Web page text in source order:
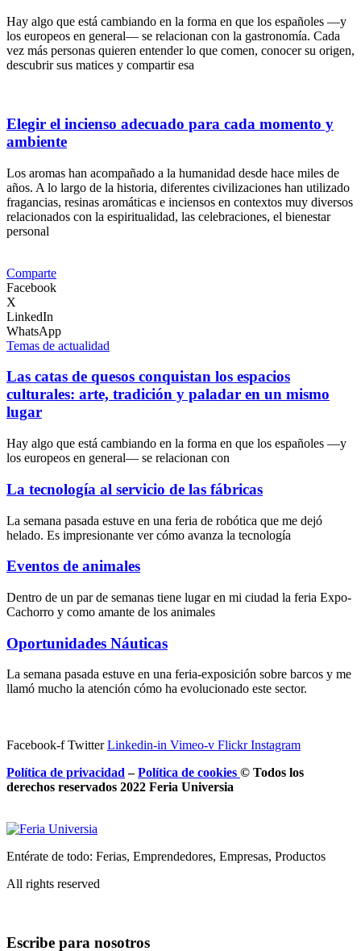
Hay algo que está cambiando en la forma en que los españoles —y
los europeos en general— se relacionan con la gastronomía. Cada
vez más personas quieren entender lo que comen, conocer su origen,
descubrir sus matices y compartir esa
Elegir el incienso adecuado para cada momento y
ambiente
Los aromas han acompañado a la humanidad desde hace miles de
años. A lo largo de la historia, diferentes civilizaciones han utilizado
fragancias, resinas aromáticas e inciensos en contextos muy diversos
relacionados con la espiritualidad, las celebraciones, el bienestar
personal
Comparte
Facebook
X
LinkedIn
WhatsApp
Temas de actualidad
Las catas de quesos conquistan los espacios
culturales: arte, tradición y paladar en un mismo
lugar
Hay algo que está cambiando en la forma en que los españoles —y
los europeos en general— se relacionan con
La tecnología al servicio de las fábricas
La semana pasada estuve en una feria de robótica que me dejó
helado. Es impresionante ver cómo avanza la tecnología
Eventos de animales
Dentro de un par de semanas tiene lugar en mi ciudad la feria Expo-
Cachorro y como amante de los animales
Oportunidades Náuticas
La semana pasada estuve en una feria-exposición sobre barcos y me
llamó mucho la atención cómo ha evolucionado este sector.
Facebook-f Twitter Linkedin-in Vimeo-v Flickr Instagram
Política de privacidad –Política de cookies © Todos los
derechos reservados 2022 Feria Universia
Entérate de todo: Ferias, Emprendedores, Empresas, Productos
All rights reserved
Escribe para nosotros